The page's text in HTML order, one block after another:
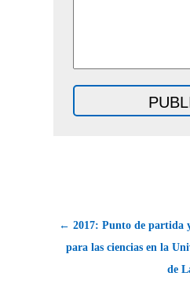
← 2017: Punto de partida
para las ciencias en la
de